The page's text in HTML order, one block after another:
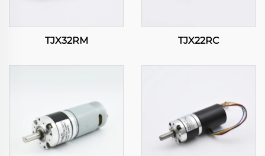
TJX22RC
TJX32RM